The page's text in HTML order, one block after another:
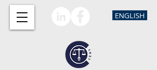
ENGLISH